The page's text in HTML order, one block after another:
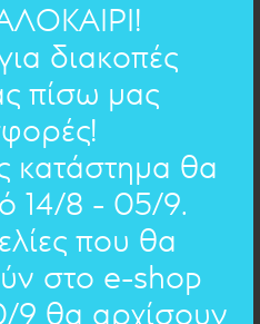
άνετα όλο το καλοκαίρι!
από τις φωτό στις
παρακαλώ γράψτε το στα
διακοπές
πίσω μας
κατάστημα θα
14/8 - 05/9.
που θα
στο e-shop
9 θα αρχίσουν